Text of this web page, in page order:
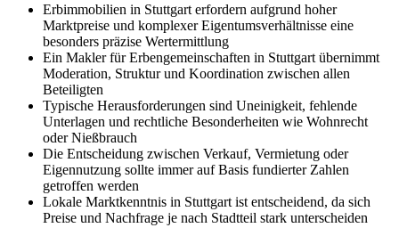
Erbimmobilien in Stuttgart erfordern aufgrund hoher
Marktpreise und komplexer Eigentumsverhältnisse eine
besonders präzise Wertermittlung
Ein Makler für Erbengemeinschaften in Stuttgart übernimmt
Moderation, Struktur und Koordination zwischen allen
Beteiligten
Typische Herausforderungen sind Uneinigkeit, fehlende
Unterlagen und rechtliche Besonderheiten wie Wohnrecht
oder Nießbrauch
Die Entscheidung zwischen Verkauf, Vermietung oder
Eigennutzung sollte immer auf Basis fundierter Zahlen
getroffen werden
Lokale Marktkenntnis in Stuttgart ist entscheidend, da sich
Preise und Nachfrage je nach Stadtteil stark unterscheiden